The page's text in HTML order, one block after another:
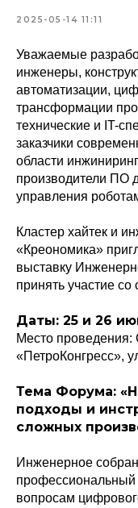
2025-05-14 11:11
Уважаемые
инженеры,
автоматизации,
трансформации
технические и IT-
заказчики
области
производители ПО
управления
Кластер хайтек и
«Креономика»
выставку
принять участие
Даты: 25 и 26
Место проведения:
«ПетроКонгресс»,
Тема Форума:
подходы и
сложных
Инженерное
вопросам